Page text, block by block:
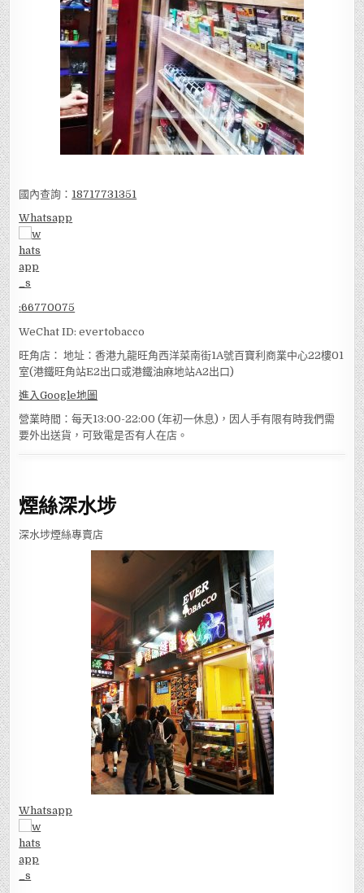
國內查詢： 18717731351
Whatsapp
:66770075
WeChat ID: evertobacco
旺角店： 地址：香港九龍旺角西洋菜南街1A號百寶利商業中心22樓01
室(港鐵旺角站E2出口或港鐵油麻地站A2出口)
進入Google地圖
營業時間：每天13:00-22:00 (年初一休息)，因人手有限有時我們需
要外出送貨，可致電是否有人在店。
煙絲深水埗
深水埗煙絲專賣店
Whatsapp